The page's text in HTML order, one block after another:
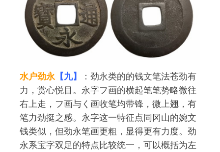
水户劲永【九】
：劲永类的的钱文笔法苍劲有
力，赏心悦目。永字フ画的横起笔笔势略微往
右上走，フ画与く画收笔均带锋，微上翘，有
笔力劲挺之感。永字这一特征点同冈山的婉文
钱类似，但劲永笔画更粗，显得更有力度。劲
永系宝字双足的特点比较统一，可以概括为左